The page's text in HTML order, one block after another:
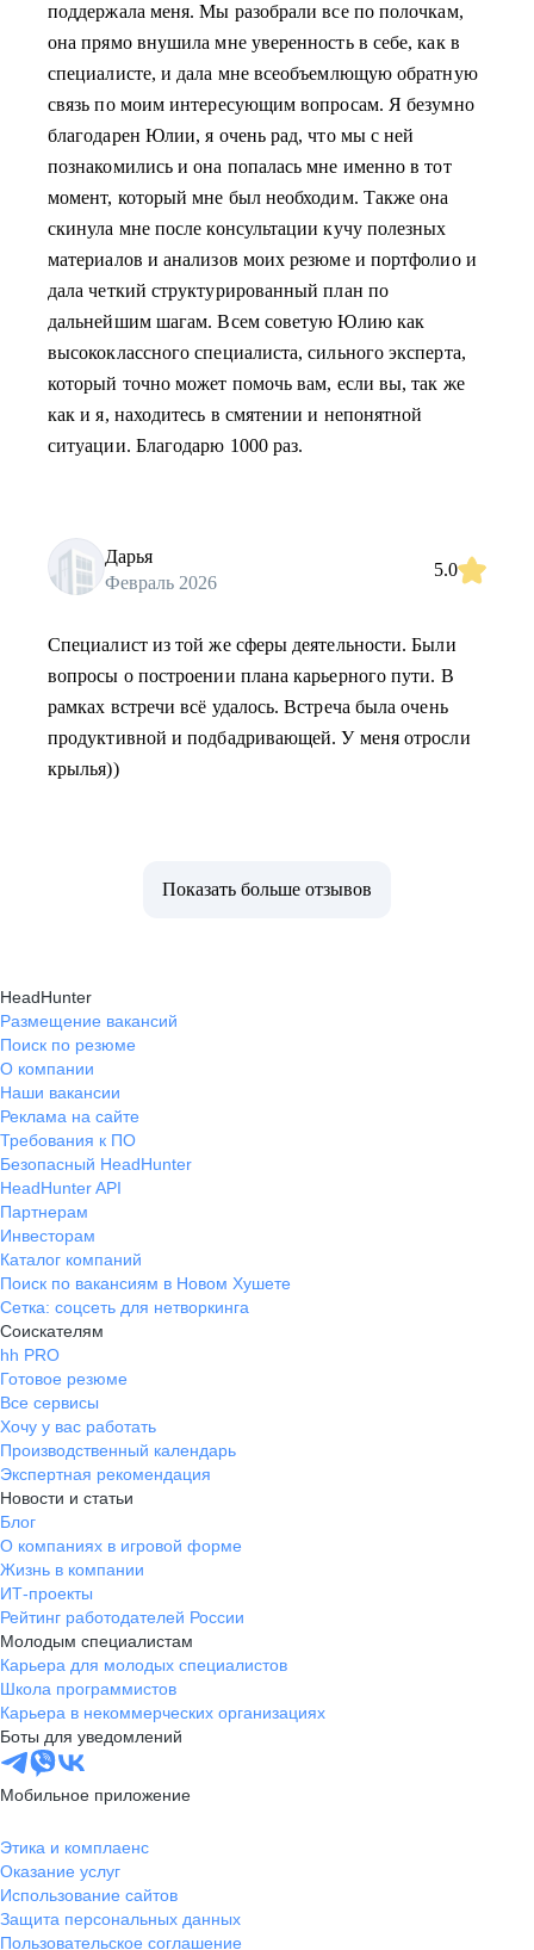
поддержала меня. Мы разобрали все по полочкам,
она прямо внушила мне уверенность в себе, как в
специалисте, и дала мне всеобъемлющую обратную
связь по моим интересующим вопросам. Я безумно
благодарен Юлии, я очень рад, что мы с ней
познакомились и она попалась мне именно в тот
момент, который мне был необходим. Также она
скинула мне после консультации кучу полезных
материалов и анализов моих резюме и портфолио и
дала четкий структурированный план по
дальнейшим шагам. Всем советую Юлию как
высококлассного специалиста, сильного эксперта,
который точно может помочь вам, если вы, так же
как и я, находитесь в смятении и непонятной
ситуации. Благодарю 1000 раз.
Дарья
Февраль 2026
5.0
Специалист из той же сферы деятельности. Были
вопросы о построении плана карьерного пути. В
рамках встречи всё удалось. Встреча была очень
продуктивной и подбадривающей. У меня отросли
крылья))
Показать больше отзывов
HeadHunter
Размещение вакансий
Поиск по резюме
О компании
Наши вакансии
Реклама на сайте
Требования к ПО
Безопасный HeadHunter
HeadHunter API
Партнерам
Инвесторам
Каталог компаний
Поиск по вакансиям в Новом Хушете
Сетка: соцсеть для нетворкинга
Соискателям
hh PRO
Готовое резюме
Все сервисы
Хочу у вас работать
Производственный календарь
Экспертная рекомендация
Новости и статьи
Блог
О компаниях в игровой форме
Жизнь в компании
ИТ-проекты
Рейтинг работодателей России
Молодым специалистам
Карьера для молодых специалистов
Школа программистов
Карьера в некоммерческих организациях
Боты для уведомлений
Мобильное приложение
Этика и комплаенс
Оказание услуг
Использование сайтов
Защита персональных данных
Пользовательское соглашение